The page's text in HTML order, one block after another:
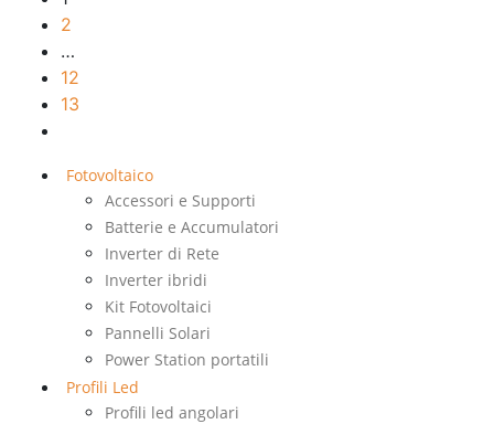
2
…
12
13
Fotovoltaico
Accessori e Supporti
Batterie e Accumulatori
Inverter di Rete
Inverter ibridi
Kit Fotovoltaici
Pannelli Solari
Power Station portatili
Profili Led
Profili led angolari